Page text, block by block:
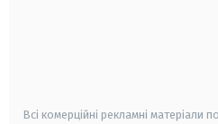
Всі комерційні рекламні матеріали